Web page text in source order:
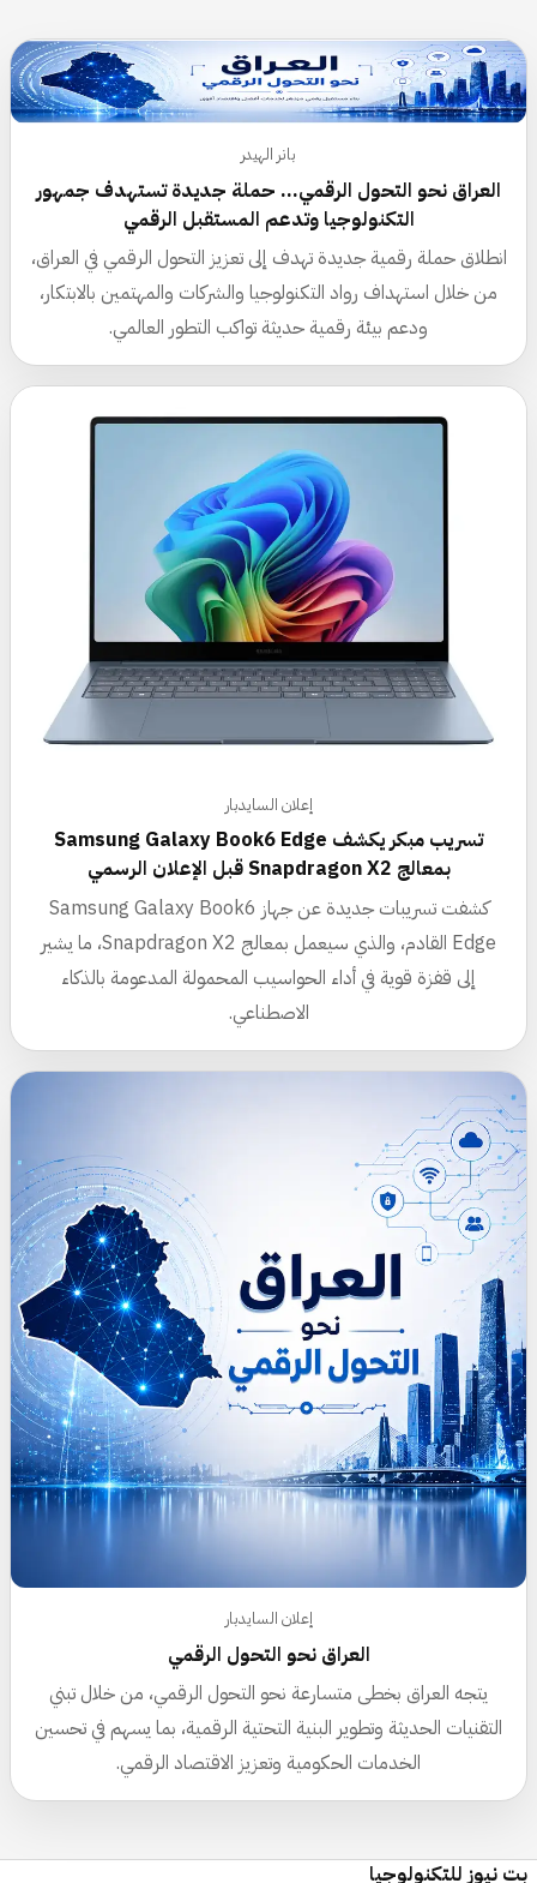
بانر الهيدر
العراق نحو التحول الرقمي… حملة جديدة تستهدف جمهور
التكنولوجيا وتدعم المستقبل الرقمي
انطلاق حملة رقمية جديدة تهدف إلى تعزيز التحول الرقمي في العراق،
من خلال استهداف رواد التكنولوجيا والشركات والمهتمين بالابتكار،
ودعم بيئة رقمية حديثة تواكب التطور العالمي.
إعلان السايدبار
تسريب مبكر يكشف Samsung Galaxy Book6 Edge
بمعالج Snapdragon X2 قبل الإعلان الرسمي
كشفت تسريبات جديدة عن جهاز Samsung Galaxy Book6
Edge القادم، والذي سيعمل بمعالج Snapdragon X2، ما يشير
إلى قفزة قوية في أداء الحواسيب المحمولة المدعومة بالذكاء
الاصطناعي.
إعلان السايدبار
العراق نحو التحول الرقمي
يتجه العراق بخطى متسارعة نحو التحول الرقمي، من خلال تبني
التقنيات الحديثة وتطوير البنية التحتية الرقمية، بما يسهم في تحسين
الخدمات الحكومية وتعزيز الاقتصاد الرقمي.
بت نيوز للتكنولوجيا